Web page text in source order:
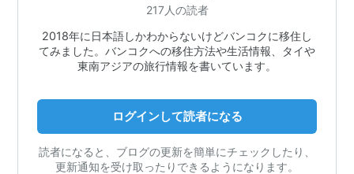
217人の読者
2018年に日本語しかわからないけどバンコクに移住し
てみました。バンコクへの移住方法や生活情報、タイや
東南アジアの旅行情報を書いています。
ログインして読者になる
読者になると、ブログの更新を簡単にチェックしたり、
更新通知を受け取ったりできるようになります。